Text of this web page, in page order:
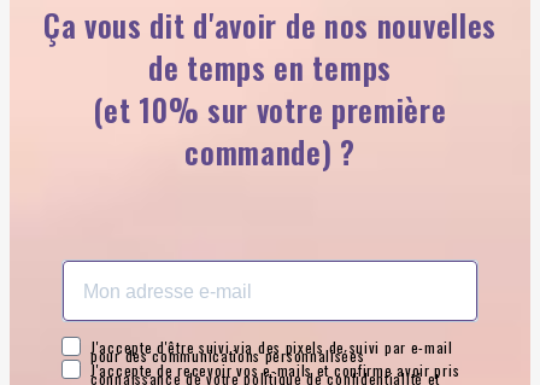
Ça vous dit d'avoir de nos nouvelles
de temps en temps
(et 10% sur votre première
commande) ?